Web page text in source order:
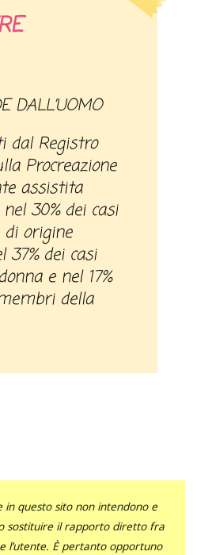
DALL’UOMO
dal Registro
Procreazione
assistita
30% dei casi
origine
37% dei casi
e nel 17%
della
questo sito non intendono e
sostituire il rapporto diretto fra
l’utente. È pertanto opportuno